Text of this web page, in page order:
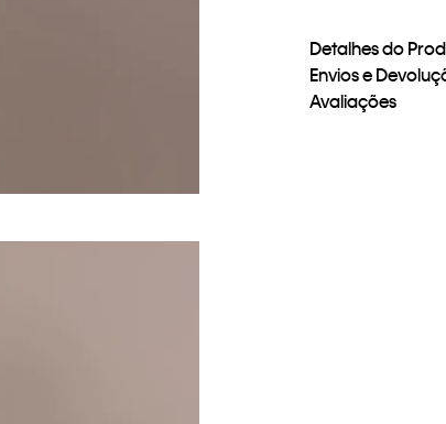
Detalhes do
Envios e
Avaliações